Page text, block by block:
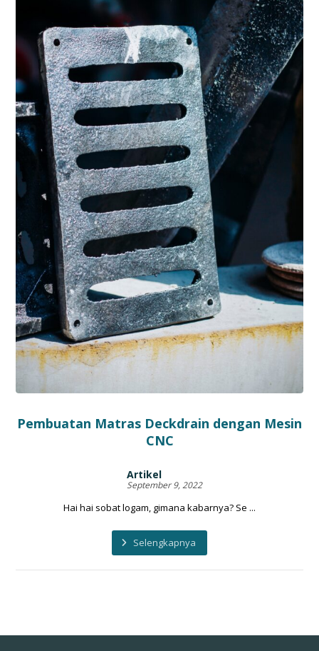
Pembuatan Matras Deckdrain dengan Mesin
CNC
Artikel
September 9, 2022
Hai hai sobat logam, gimana kabarnya? Se ...
Selengkapnya